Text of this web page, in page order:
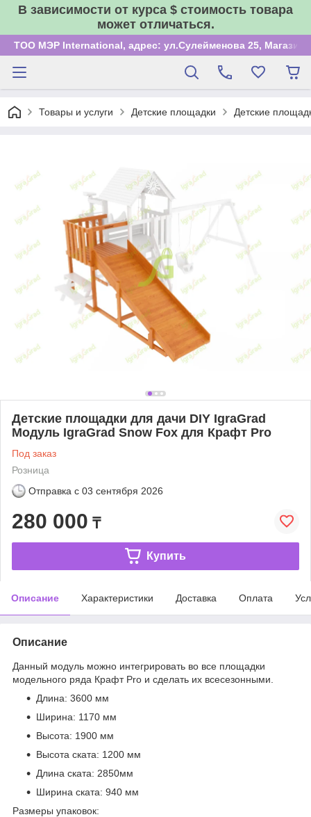
В зависимости от курса $ стоимость товара
может отличаться.
ТОО МЭР International, адрес: ул.Сулейменова 25, Магазин
Товары и услуги Детские площадки Детские
Детские площадки для дачи DIY IgraGrad
Модуль IgraGrad Snow Fox для Крафт Pro
Под заказ
Розница
Отправка с 03 сентября 2026
280 000 ₸
Купить
Описание Характеристики Доставка Оплата
Описание
Данный модуль можно интегрировать во все площадки
модельного ряда Крафт Pro и сделать их всесезонными.
Длина: 3600 мм
Ширина: 1170 мм
Высота: 1900 мм
Высота ската: 1200 мм
Длина ската: 2850мм
Ширина ската: 940 мм
Размеры упаковок: